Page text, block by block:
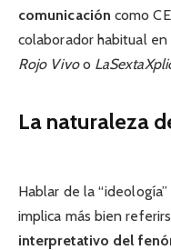
comunicación como
colaborador habitual
Rojo Vivoo
La naturaleza
Hablar de la
implica más bien
interpretativo del